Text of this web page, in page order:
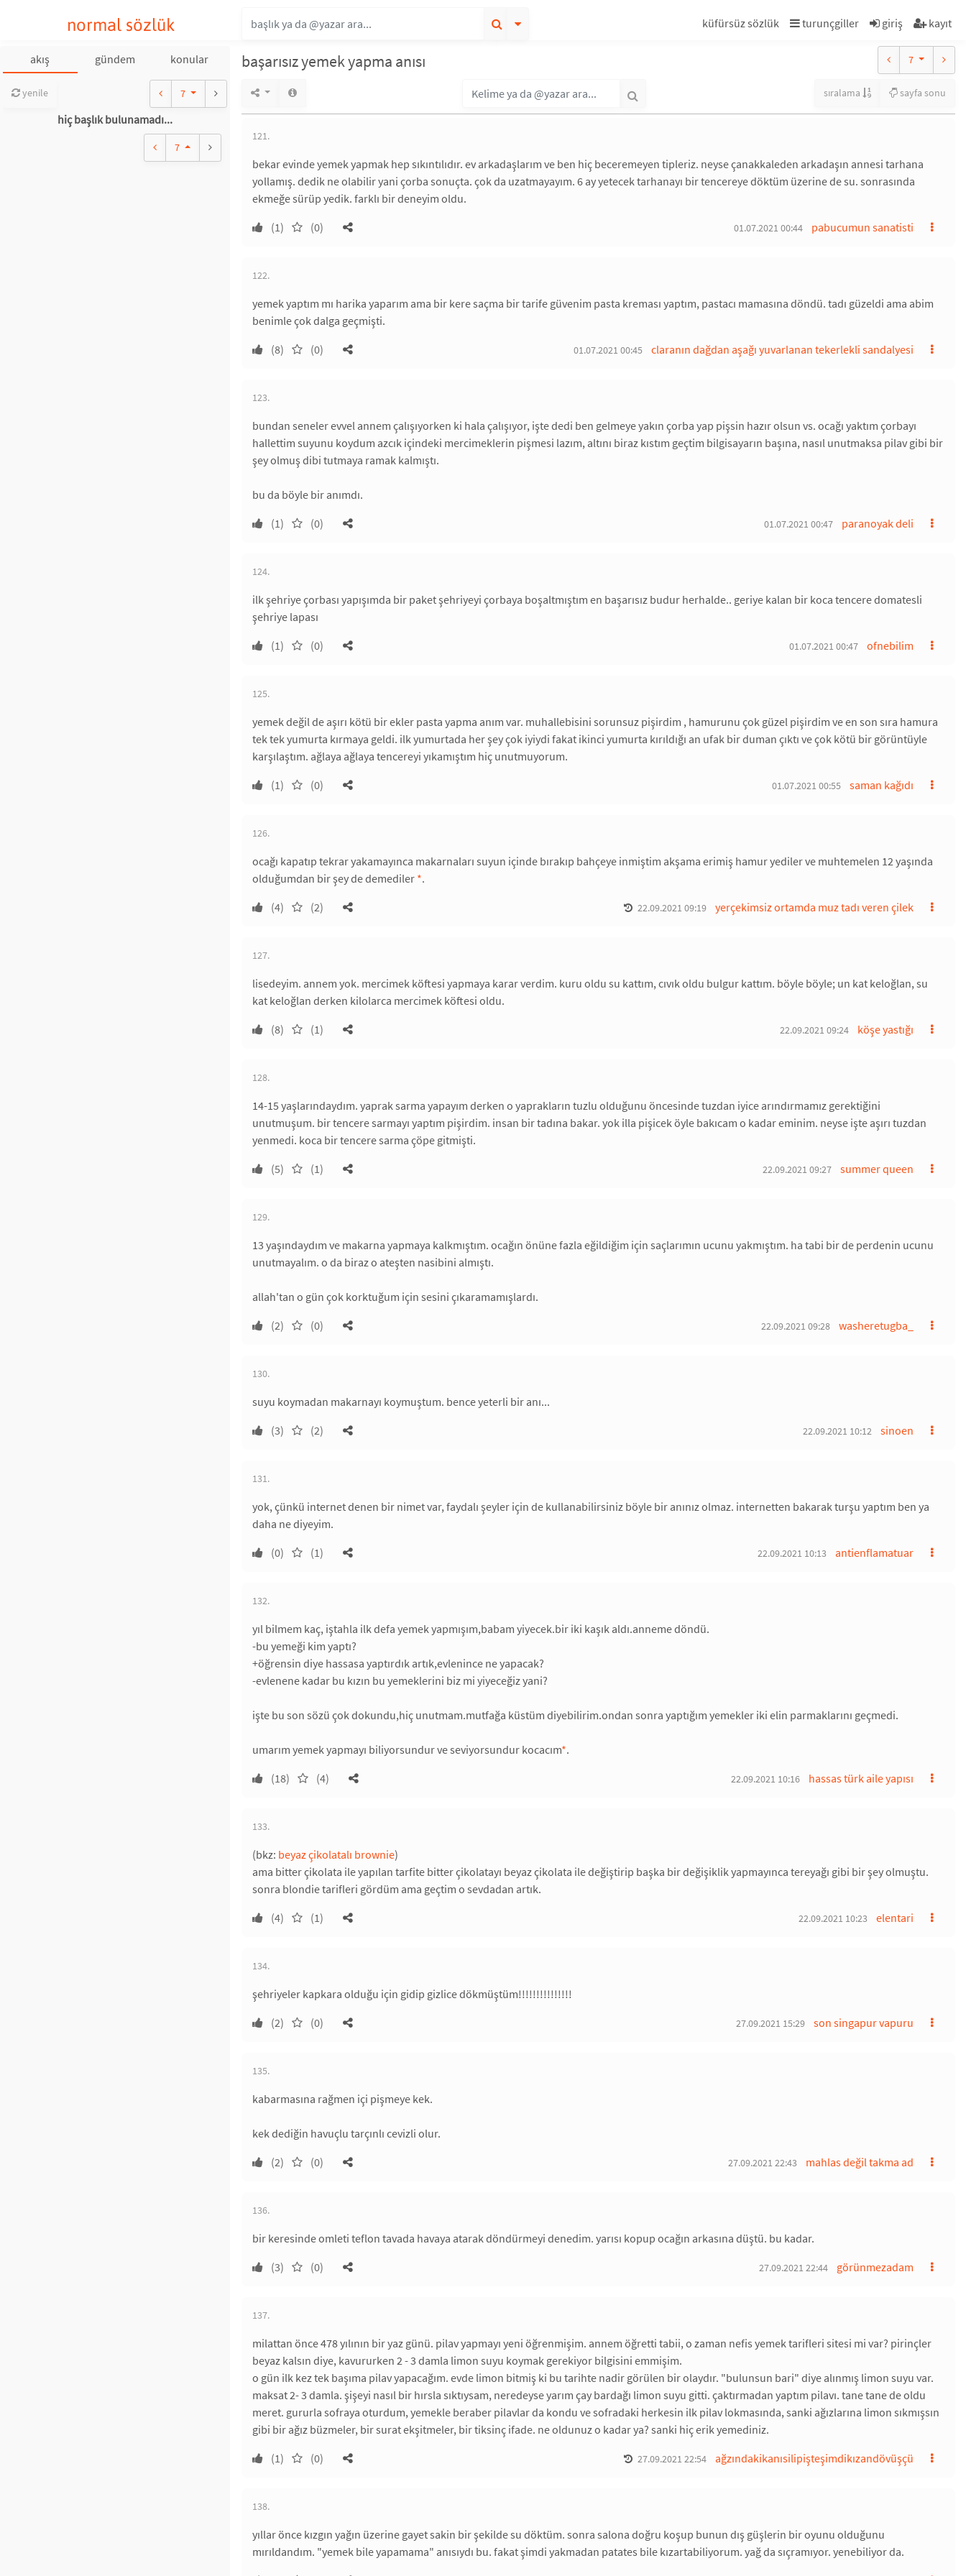
normal sözlük küfürsüz sözlük turunçgiller giriş kayıt
akış gündem konular
yenile 7
hiç başlık bulunamadı...
7
başarısız yemek yapma anısı 7
sıralama sayfa sonu
121.
bekar evinde yemek yapmak hep sıkıntılıdır. ev arkadaşlarım ve ben hiç beceremeyen tipleriz. neyse çanakkaleden arkadaşın annesi tarhana
yollamış. dedik ne olabilir yani çorba sonuçta. çok da uzatmayayım. 6 ay yetecek tarhanayı bir tencereye döktüm üzerine de su. sonrasında
ekmeğe sürüp yedik. farklı bir deneyim oldu.
(1)
(0) pabucumun sanatisti
01.07.2021 00:44
122.
yemek yaptım mı harika yaparım ama bir kere saçma bir tarife güvenim pasta kreması yaptım, pastacı mamasına döndü. tadı güzeldi ama abim
benimle çok dalga geçmişti.
(8)
(0) claranın dağdan aşağı yuvarlanan tekerlekli sandalyesi
01.07.2021 00:45
123.
bundan seneler evvel annem çalışıyorken ki hala çalışıyor, işte dedi ben gelmeye yakın çorba yap pişsin hazır olsun vs. ocağı yaktım çorbayı
hallettim suyunu koydum azcık içindeki mercimeklerin pişmesi lazım, altını biraz kıstım geçtim bilgisayarın başına, nasıl unutmaksa pilav gibi bir
şey olmuş dibi tutmaya ramak kalmıştı.
bu da böyle bir anımdı.
(1)
(0) paranoyak deli
01.07.2021 00:47
124.
ilk şehriye çorbası yapışımda bir paket şehriyeyi çorbaya boşaltmıştım en başarısız budur herhalde.. geriye kalan bir koca tencere domatesli
şehriye lapası
(1)
(0) ofnebilim
01.07.2021 00:47
125.
yemek değil de aşırı kötü bir ekler pasta yapma anım var. muhallebisini sorunsuz pişirdim , hamurunu çok güzel pişirdim ve en son sıra hamura
tek tek yumurta kırmaya geldi. ilk yumurtada her şey çok iyiydi fakat ikinci yumurta kırıldığı an ufak bir duman çıktı ve çok kötü bir görüntüyle
karşılaştım. ağlaya ağlaya tencereyi yıkamıştım hiç unutmuyorum.
(1)
(0) saman kağıdı
01.07.2021 00:55
126.
ocağı kapatıp tekrar yakamayınca makarnaları suyun içinde bırakıp bahçeye inmiştim akşama erimiş hamur yediler ve muhtemelen 12 yaşında
olduğumdan bir şey de demediler *.
(4)
(2) yerçekimsiz ortamda muz tadı veren çilek
22.09.2021 09:19
127.
lisedeyim. annem yok. mercimek köftesi yapmaya karar verdim. kuru oldu su kattım, cıvık oldu bulgur kattım. böyle böyle; un kat keloğlan, su
kat keloğlan derken kilolarca mercimek köftesi oldu.
(8)
(1) köşe yastığı
22.09.2021 09:24
128.
14-15 yaşlarındaydım. yaprak sarma yapayım derken o yaprakların tuzlu olduğunu öncesinde tuzdan iyice arındırmamız gerektiğini
unutmuşum. bir tencere sarmayı yaptım pişirdim. insan bir tadına bakar. yok illa pişicek öyle bakıcam o kadar eminim. neyse işte aşırı tuzdan
yenmedi. koca bir tencere sarma çöpe gitmişti.
(5)
(1) summer queen
22.09.2021 09:27
129.
13 yaşındaydım ve makarna yapmaya kalkmıştım. ocağın önüne fazla eğildiğim için saçlarımın ucunu yakmıştım. ha tabi bir de perdenin ucunu
unutmayalım. o da biraz o ateşten nasibini almıştı.
allah'tan o gün çok korktuğum için sesini çıkaramamışlardı.
(2)
(0) washeretugba_
22.09.2021 09:28
130.
suyu koymadan makarnayı koymuştum. bence yeterli bir anı...
(3)
(2) sinoen
22.09.2021 10:12
131.
yok, çünkü internet denen bir nimet var, faydalı şeyler için de kullanabilirsiniz böyle bir anınız olmaz. internetten bakarak turşu yaptım ben ya
daha ne diyeyim.
(0)
(1) antienflamatuar
22.09.2021 10:13
132.
yıl bilmem kaç, iştahla ilk defa yemek yapmışım,babam yiyecek.bir iki kaşık aldı.anneme döndü.
-bu yemeği kim yaptı?
+öğrensin diye hassasa yaptırdık artık,evlenince ne yapacak?
-evlenene kadar bu kızın bu yemeklerini biz mi yiyeceğiz yani?
işte bu son sözü çok dokundu,hiç unutmam.mutfağa küstüm diyebilirim.ondan sonra yaptığım yemekler iki elin parmaklarını geçmedi.
umarım yemek yapmayı biliyorsundur ve seviyorsundur kocacım*.
(18)
(4) hassas türk aile yapısı
22.09.2021 10:16
133.
(bkz: beyaz çikolatalı brownie)
ama bitter çikolata ile yapılan tarfite bitter çikolatayı beyaz çikolata ile değiştirip başka bir değişiklik yapmayınca tereyağı gibi bir şey olmuştu.
sonra blondie tarifleri gördüm ama geçtim o sevdadan artık.
(4)
(1) elentari
22.09.2021 10:23
134.
şehriyeler kapkara olduğu için gidip gizlice dökmüştüm!!!!!!!!!!!!!!!
(2)
(0) son singapur vapuru
27.09.2021 15:29
135.
kabarmasına rağmen içi pişmeye kek.
kek dediğin havuçlu tarçınlı cevizli olur.
(2)
(0) mahlas değil takma ad
27.09.2021 22:43
136.
bir keresinde omleti teflon tavada havaya atarak döndürmeyi denedim. yarısı kopup ocağın arkasına düştü. bu kadar.
(3)
(0) görünmezadam
27.09.2021 22:44
137.
milattan önce 478 yılının bir yaz günü. pilav yapmayı yeni öğrenmişim. annem öğretti tabii, o zaman nefis yemek tarifleri sitesi mi var? pirinçler
beyaz kalsın diye, kavururken 2 - 3 damla limon suyu koymak gerekiyor bilgisini emmişim.
o gün ilk kez tek başıma pilav yapacağım. evde limon bitmiş ki bu tarihte nadir görülen bir olaydır. "bulunsun bari" diye alınmış limon suyu var.
maksat 2- 3 damla. şişeyi nasıl bir hırsla sıktıysam, neredeyse yarım çay bardağı limon suyu gitti. çaktırmadan yaptım pilavı. tane tane de oldu
meret. gururla sofraya oturdum, yemekle beraber pilavlar da kondu ve sofradaki herkesin ilk pilav lokmasında, sanki ağızlarına limon sıkmışsın
gibi bir ağız büzmeler, bir surat ekşitmeler, bir tiksinç ifade. ne oldunuz o kadar ya? sanki hiç erik yemediniz.
(1)
(0) ağzındakikanısilipişteşimdikızandövüşçü
27.09.2021 22:54
138.
yıllar önce kızgın yağın üzerine gayet sakin bir şekilde su döktüm. sonra salona doğru koşup bunun dış güşlerin bir oyunu olduğunu
mırıldandım. "yemek bile yapamama" anısıydı bu. fakat şimdi yakmadan patates bile kızartabiliyorum. yağ da sıçramıyor. yenebiliyor da.